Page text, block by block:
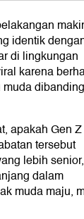
identik
di lingkungan
karena
apakah Gen Z
tersebut
lebih senior,
dalam
muda maju,